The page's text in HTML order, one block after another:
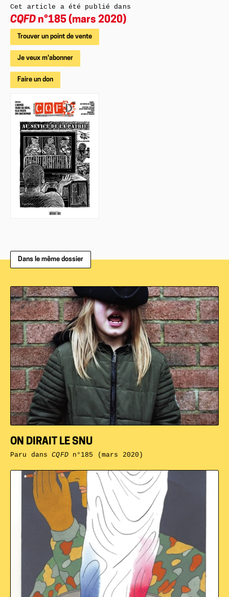
Cet article a été publié dans
CQFD n°185 (mars 2020)
Trouver un point de vente
Je veux m'abonner
Faire un don
Dans le même dossier
ON DIRAIT LE SNU
Paru dansCQFDn°185 (mars 2020)